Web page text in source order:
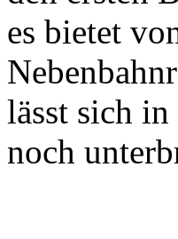
es bietet
lässt sich
noch